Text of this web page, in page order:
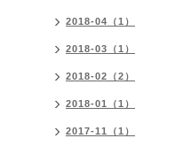
2018-04（1）
2018-03（1）
2018-02（2）
2018-01（1）
2017-11（1）